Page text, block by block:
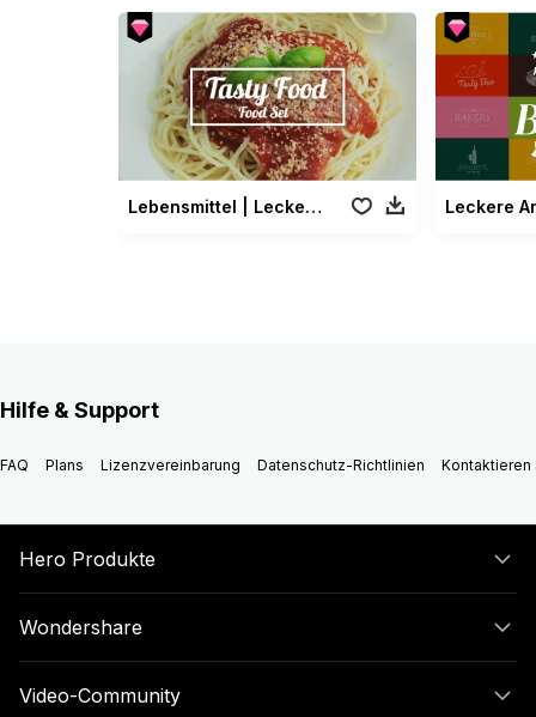
Lebensmittel | Leckeres Lebensmittel Paket
Hilfe & Support
FAQ Plans Lizenzvereinbarung Datenschutz-Richtlinien Kontaktieren
Hero Produkte
Wondershare
Video-Community